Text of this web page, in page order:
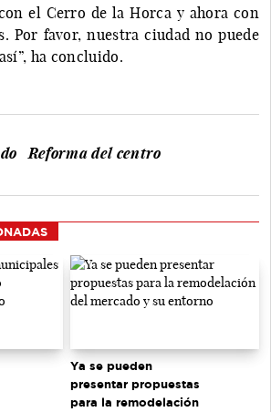
el Cerro de la Horca y ahora con
Por favor, nuestra ciudad no puede
ha concluido.
Reforma del centro
Ya se pueden
presentar propuestas
para la remodelación